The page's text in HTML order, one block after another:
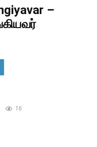
–
16